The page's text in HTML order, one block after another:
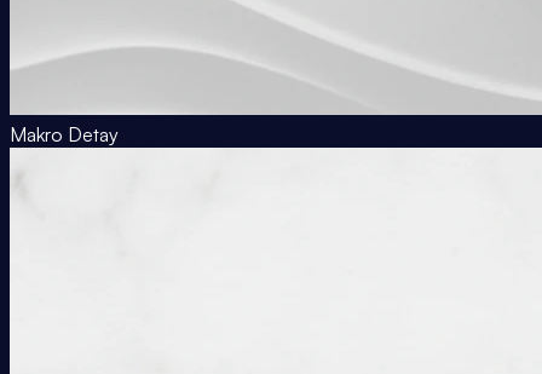
Makro Detay